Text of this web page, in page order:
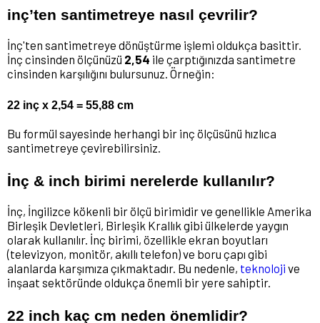
inç’ten santimetreye nasıl çevrilir?
İnç'ten santimetreye dönüştürme işlemi oldukça basittir.
İnç cinsinden ölçünüzü 2,54 ile çarptığınızda santimetre
cinsinden karşılığını bulursunuz. Örneğin:
22 inç x 2,54 = 55,88 cm
Bu formül sayesinde herhangi bir inç ölçüsünü hızlıca
santimetreye çevirebilirsiniz.
İnç & inch birimi nerelerde kullanılır?
İnç, İngilizce kökenli bir ölçü birimidir ve genellikle Amerika
Birleşik Devletleri, Birleşik Krallık gibi ülkelerde yaygın
olarak kullanılır. İnç birimi, özellikle ekran boyutları
(televizyon, monitör, akıllı telefon) ve boru çapı gibi
alanlarda karşımıza çıkmaktadır. Bu nedenle, teknoloji ve
inşaat sektöründe oldukça önemli bir yere sahiptir.
22 inch kaç cm neden önemlidir?